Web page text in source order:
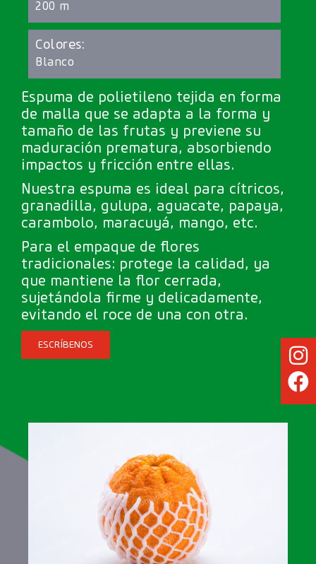
200 m
Colores:
Blanco
Espuma de polietileno tejida en forma
de malla que se adapta a la forma y
tamaño de las frutas y previene su
maduración prematura, absorbiendo
impactos y fricción entre ellas.
Nuestra espuma es ideal para cítricos,
granadilla, gulupa, aguacate, papaya,
carambolo, maracuyá, mango, etc.
Para el empaque de flores
tradicionales: protege la calidad, ya
que mantiene la flor cerrada,
sujetándola firme y delicadamente,
evitando el roce de una con otra.
ESCRÍBENOS